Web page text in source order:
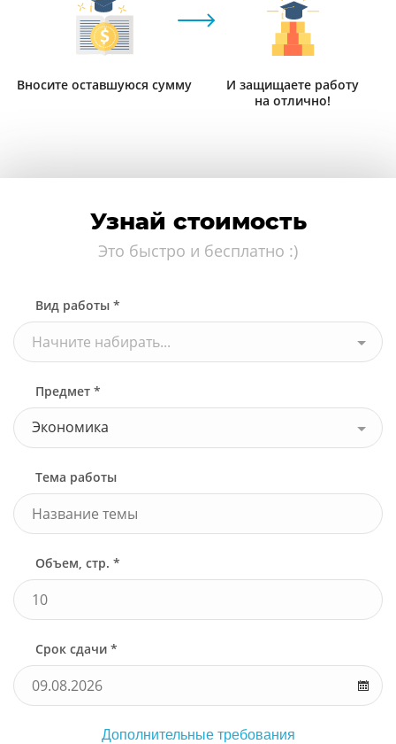
Вносите оставшуюся сумму
И защищаете работу
на отлично!
Узнай стоимость
Это быстро и бесплатно :)
Вид работы *
Начните набирать...
Предмет *
Экономика
Тема работы
Объем, стр. *
Срок сдачи *
Дополнительные требования